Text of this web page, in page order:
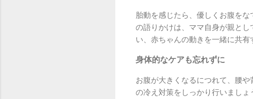
胎動を感じたら、優しくお腹を
の語りかけは、ママ自身が親と
い、赤ちゃんの動きを一緒に共有
身体的なケアも忘れずに
お腹が大きくなるにつれて、腰
の冷え対策をしっかり行いまし